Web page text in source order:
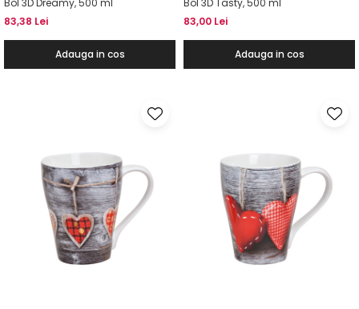
Bol 3D Dreamy, 500 ml
83,38 Lei
Adauga in cos
Bol 3D Tasty, 500 ml
83,00 Lei
Adauga in cos